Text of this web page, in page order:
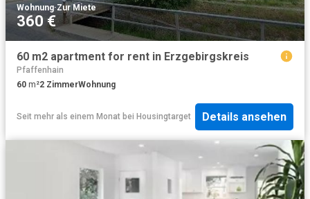
Wohnung·Zur Miete
360 €
60 m2 apartment for rent in Erzgebirgskreis
Pfaffenhain
60 m²2 ZimmerWohnung
Seit mehr als einem Monat bei Housingtarget Details ansehen